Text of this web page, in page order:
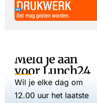
Meld je aan
voor Lunch24
Wil je elke dag om
12.00 uur het laatste